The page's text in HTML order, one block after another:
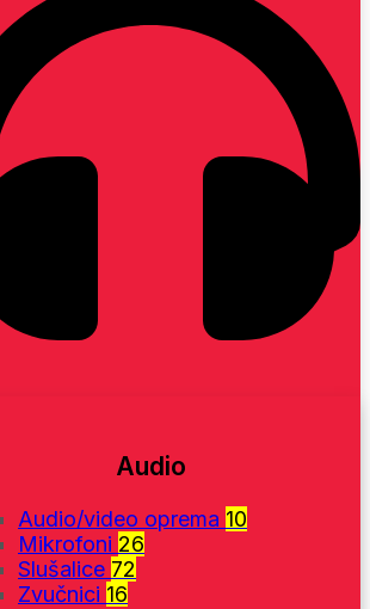
Audio
Audio/video oprema 10
Mikrofoni 26
Slušalice 72
Zvučnici 16